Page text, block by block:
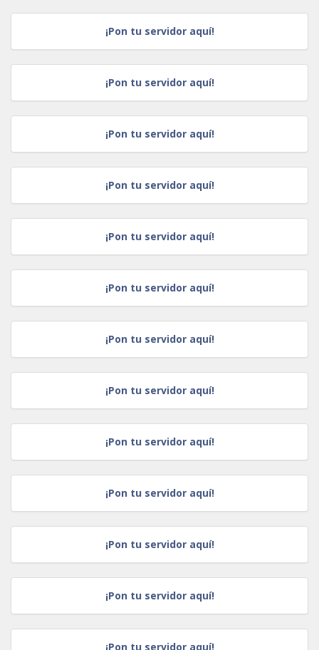
¡Pon tu servidor aquí!
¡Pon tu servidor aquí!
¡Pon tu servidor aquí!
¡Pon tu servidor aquí!
¡Pon tu servidor aquí!
¡Pon tu servidor aquí!
¡Pon tu servidor aquí!
¡Pon tu servidor aquí!
¡Pon tu servidor aquí!
¡Pon tu servidor aquí!
¡Pon tu servidor aquí!
¡Pon tu servidor aquí!
¡Pon tu servidor aquí!